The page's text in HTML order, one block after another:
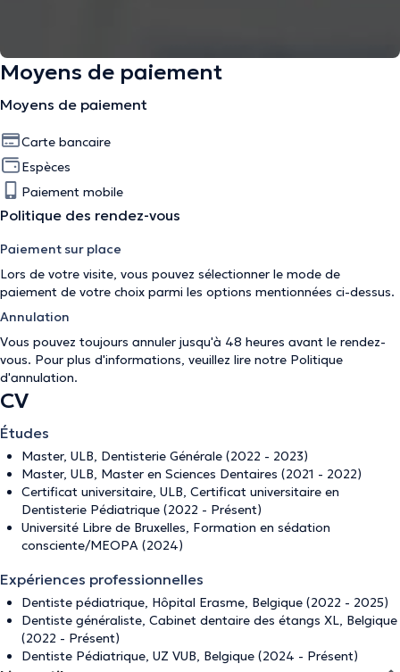
Moyens de paiement
Moyens de paiement
Carte bancaire
Espèces
Paiement mobile
Politique des rendez-vous
Paiement sur place
Lors de votre visite, vous pouvez sélectionner le mode de
paiement de votre choix parmi les options mentionnées ci-dessus.
Annulation
Vous pouvez toujours annuler jusqu'à 48 heures avant le rendez-
vous. Pour plus d'informations, veuillez lire notre Politique
d'annulation.
CV
Études
Master, ULB, Dentisterie Générale (2022 - 2023)
Master, ULB, Master en Sciences Dentaires (2021 - 2022)
Certificat universitaire, ULB, Certificat universitaire en
Dentisterie Pédiatrique (2022 - Présent)
Université Libre de Bruxelles, Formation en sédation
consciente/MEOPA (2024)
Expériences professionnelles
Dentiste pédiatrique, Hôpital Erasme, Belgique (2022 - 2025)
Dentiste généraliste, Cabinet dentaire des étangs XL, Belgique
(2022 - Présent)
Dentiste Pédiatrique, UZ VUB, Belgique (2024 - Présent)